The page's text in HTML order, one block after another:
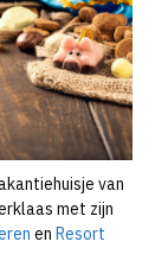
van
met zijn
en Resort